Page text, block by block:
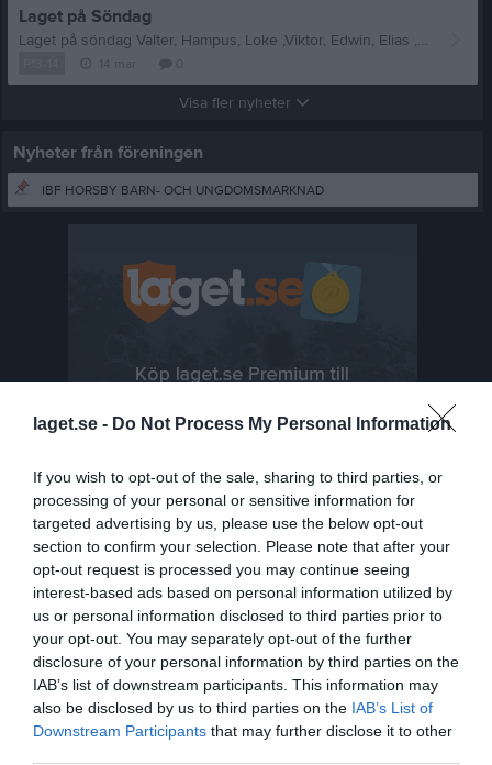
laget.se - Do Not Process My Personal Information
If you wish to opt-out of the sale, sharing to third parties, or
processing of your personal or sensitive information for
targeted advertising by us, please use the below opt-out
section to confirm your selection. Please note that after your
opt-out request is processed you may continue seeing
interest-based ads based on personal information utilized by
us or personal information disclosed to third parties prior to
your opt-out. You may separately opt-out of the further
disclosure of your personal information by third parties on the
IAB’s list of downstream participants. This information may
also be disclosed by us to third parties on the IAB’s List of
Downstream Participants that may further disclose it to other
Laget på Söndag
Laget på söndag Valter, Hampus, Loke ,Viktor, Edwin, Elias ,Eddie, Alfred N, Alfred A,Alvin, Ville, Elliott ,Felix ,Adrian ,Noah Samling 10:00 i hallen
Visa fler nyheter
Nyheter från föreningen
IBF HORSBY BARN- OCH UNGDOMSMARKNAD
Senast uppladdade video